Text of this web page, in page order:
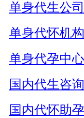
单身代生公司
单身代怀机构
单身代孕中心
国内代生咨询
国内代怀助孕